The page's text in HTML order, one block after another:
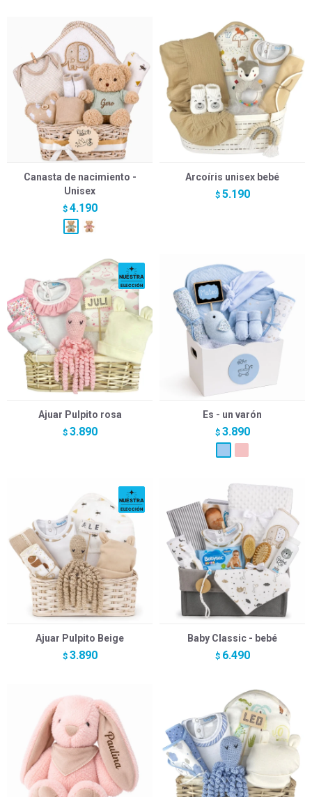
Canasta de nacimiento -
Unisex
$ 4.190
Arcoíris unisex bebé
$ 5.190
Ajuar Pulpito rosa
$ 3.890
Es - un varón
$ 3.890
Ajuar Pulpito Beige
$ 3.890
Baby Classic - bebé
$ 6.490